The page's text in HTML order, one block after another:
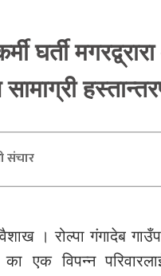
घर्ती
सामाग्री
संचार
। रोल्पा गंगादेब
का एक विपन्न